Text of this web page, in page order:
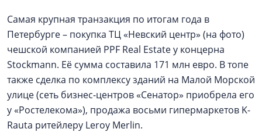
Самая крупная транзакция по итогам года в
Петербурге – покупка ТЦ «Невский центр» (на фото)
чешской компанией PPF Real Estate у концерна
Stockmann. Её сумма составила 171 млн евро. В топе
также сделка по комплексу зданий на Малой Морской
улице (сеть бизнес-центров «Сенатор» приобрела его
у «Ростелекома»), продажа восьми гипермаркетов K-
Rauta ритейлеру Leroy Merlin.